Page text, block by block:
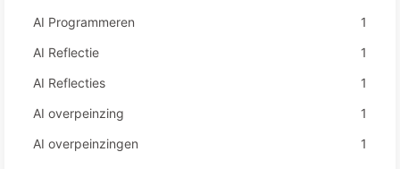
AI Programmeren
1
AI Reflectie
1
AI Reflecties
1
AI overpeinzing
1
AI overpeinzingen
1